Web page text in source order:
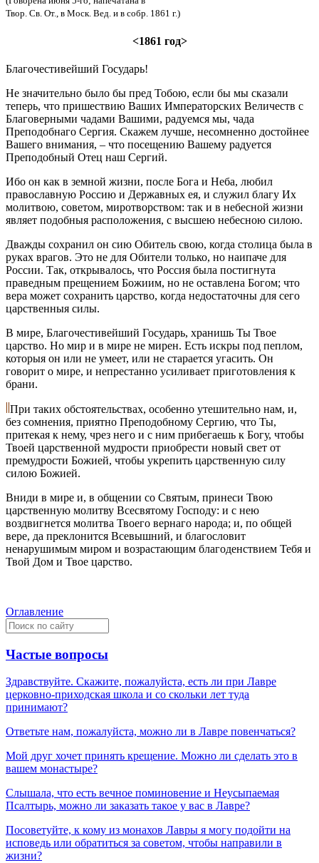
Твор. Св. От., в Моск. Вед. и в собр. 1861 г.)
<1861 год>
Благочестивейший Государь!
Не значительно было бы пред Тобою, если бы мы сказали
теперь, что пришествию Ваших Императорских Величеств с
Благоверными чадами Вашими, радуемся мы, чада
Преподобнаго Сергия. Скажем лучше, несомненно достойнее
Вашего внимания, – что посещению Вашему радуется
Преподобный Отец наш Сергий.
Ибо он как в земной жизни, после Бога и Неба, любил
православную Россию и Державных ея, и служил благу Их
молитвою, советом, миротворством: так и в небесной жизни
являет подобныя расположения, с высшею небесною силою.
Дважды сохранил он сию Обитель свою, когда столица была в
руках врагов. Это не для Обители только, но наипаче для
России. Так, открывалось, что Россия была постигнута
праведным прещением Божиим, но не оставлена Богом; что
вера может сохранить царство, когда недостаточны для сего
царственныя силы.
В мире, Благочестивейший Государь, хранишь Ты Твое
царство. Но мир и в мире не мирен. Есть искры под пеплом,
которыя он или не умеет, или не старается угасить. Он
говорит о мире, и непрестанно усиливает приготовления к
брани.
При таких обстоятельствах, особенно утешительно нам, и,
без сомнения, приятно Преподобному Сергию, что Ты,
притекая к нему, чрез него и с ним прибегаешь к Богу, чтобы
Твоей царственной мудрости приобрести новый свет от
премудрости Божией, чтобы укрепить царственную силу
силою Божией.
Вниди в мире и, в общении со Святым, принеси Твою
царственную молитву Всесвятому Господу: и с нею
воздвигнется молитва Твоего вернаго народа; и, по общей
вере, да преклонится Всевышний, и благословит
ненарушимым миром и возрастающим благоденствием Тебя и
Твой Дом и Твое царство.
Оглавление
Частые вопросы
Здравствуйте. Скажите, пожалуйста, есть ли при Лавре
церковно-приходская школа и со скольки лет туда
принимают?
Ответьте нам, пожалуйста, можно ли в Лавре повенчаться?
Мой друг хочет принять крещение. Можно ли сделать это в
вашем монастыре?
Слышала, что есть вечное поминовение и Неусыпаемая
Псалтырь, можно ли заказать такое у вас в Лавре?
Посоветуйте, к кому из монахов Лавры я могу подойти на
исповедь или обратиться за советом, чтобы направили в
жизни?